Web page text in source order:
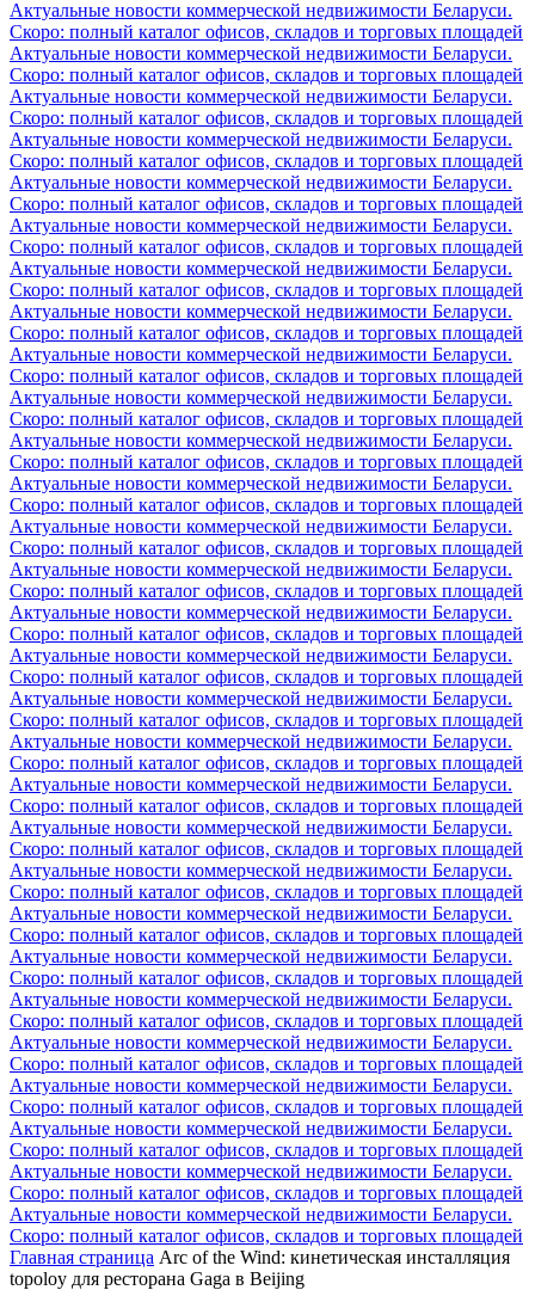
Актуальные новости коммерческой недвижимости Беларуси.
Скоро: полный каталог офисов, складов и торговых площадей
Актуальные новости коммерческой недвижимости Беларуси.
Скоро: полный каталог офисов, складов и торговых площадей
Актуальные новости коммерческой недвижимости Беларуси.
Скоро: полный каталог офисов, складов и торговых площадей
Актуальные новости коммерческой недвижимости Беларуси.
Скоро: полный каталог офисов, складов и торговых площадей
Актуальные новости коммерческой недвижимости Беларуси.
Скоро: полный каталог офисов, складов и торговых площадей
Актуальные новости коммерческой недвижимости Беларуси.
Скоро: полный каталог офисов, складов и торговых площадей
Актуальные новости коммерческой недвижимости Беларуси.
Скоро: полный каталог офисов, складов и торговых площадей
Актуальные новости коммерческой недвижимости Беларуси.
Скоро: полный каталог офисов, складов и торговых площадей
Актуальные новости коммерческой недвижимости Беларуси.
Скоро: полный каталог офисов, складов и торговых площадей
Актуальные новости коммерческой недвижимости Беларуси.
Скоро: полный каталог офисов, складов и торговых площадей
Актуальные новости коммерческой недвижимости Беларуси.
Скоро: полный каталог офисов, складов и торговых площадей
Актуальные новости коммерческой недвижимости Беларуси.
Скоро: полный каталог офисов, складов и торговых площадей
Актуальные новости коммерческой недвижимости Беларуси.
Скоро: полный каталог офисов, складов и торговых площадей
Актуальные новости коммерческой недвижимости Беларуси.
Скоро: полный каталог офисов, складов и торговых площадей
Актуальные новости коммерческой недвижимости Беларуси.
Скоро: полный каталог офисов, складов и торговых площадей
Актуальные новости коммерческой недвижимости Беларуси.
Скоро: полный каталог офисов, складов и торговых площадей
Актуальные новости коммерческой недвижимости Беларуси.
Скоро: полный каталог офисов, складов и торговых площадей
Актуальные новости коммерческой недвижимости Беларуси.
Скоро: полный каталог офисов, складов и торговых площадей
Актуальные новости коммерческой недвижимости Беларуси.
Скоро: полный каталог офисов, складов и торговых площадей
Актуальные новости коммерческой недвижимости Беларуси.
Скоро: полный каталог офисов, складов и торговых площадей
Актуальные новости коммерческой недвижимости Беларуси.
Скоро: полный каталог офисов, складов и торговых площадей
Актуальные новости коммерческой недвижимости Беларуси.
Скоро: полный каталог офисов, складов и торговых площадей
Актуальные новости коммерческой недвижимости Беларуси.
Скоро: полный каталог офисов, складов и торговых площадей
Актуальные новости коммерческой недвижимости Беларуси.
Скоро: полный каталог офисов, складов и торговых площадей
Актуальные новости коммерческой недвижимости Беларуси.
Скоро: полный каталог офисов, складов и торговых площадей
Актуальные новости коммерческой недвижимости Беларуси.
Скоро: полный каталог офисов, складов и торговых площадей
Актуальные новости коммерческой недвижимости Беларуси.
Скоро: полный каталог офисов, складов и торговых площадей
Актуальные новости коммерческой недвижимости Беларуси.
Скоро: полный каталог офисов, складов и торговых площадей
Актуальные новости коммерческой недвижимости Беларуси.
Скоро: полный каталог офисов, складов и торговых площадей
Главная страница Arc of the Wind: кинетическая инсталляция
topoloy для ресторана Gaga в Beijing